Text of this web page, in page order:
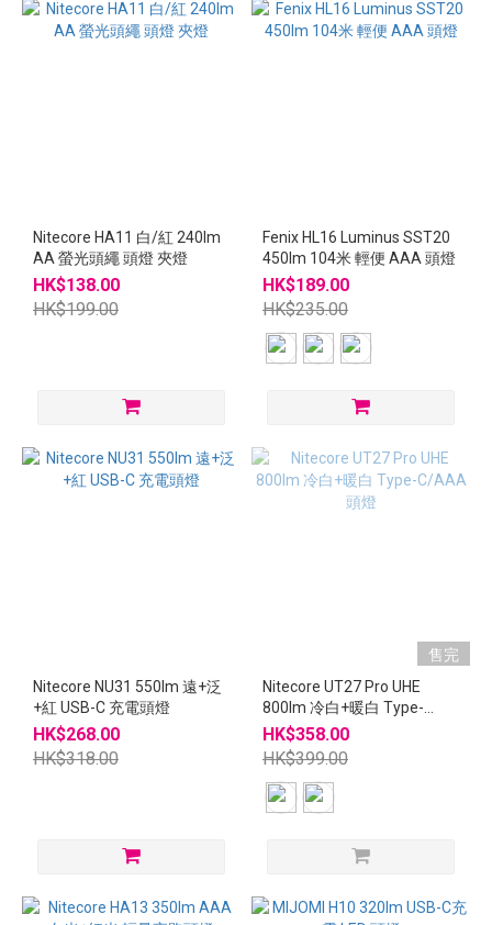
Nitecore HA11 白/紅 240lm
AA 螢光頭繩 頭燈 夾燈
HK$138.00
HK$199.00
Fenix HL16 Luminus SST20
450lm 104米 輕便 AAA 頭燈
HK$189.00
HK$235.00
Nitecore NU31 550lm 遠+泛
+紅 USB-C 充電頭燈
HK$268.00
HK$318.00
售完
Nitecore UT27 Pro UHE
800lm 冷白+暖白 Type-
C/AAA 頭燈
HK$358.00
HK$399.00